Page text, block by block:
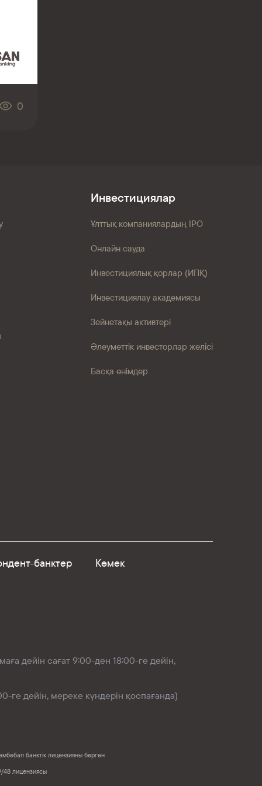
0
Инвестициялар
Ұлттық компаниялардың IPO
Онлайн сауда
Инвестициялық қорлар (ИПҚ)
Инвестициялау академиясы
Зейнетақы активтері
Әлеуметтік инвесторлар желісі
Басқа өнімдер
банктер Көмек
дейін сағат 9:00-ден 18:00-ге дейін,
дейін, мереке күндерін қоспағанда)
банктік лицензияны берген
48 лицензиясы